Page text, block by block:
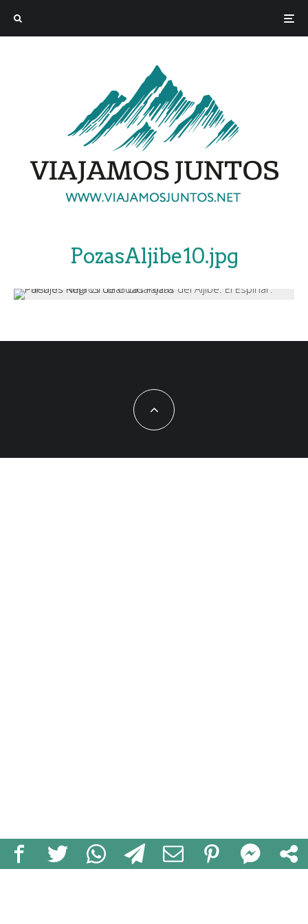
PozasAljibe10.jpg